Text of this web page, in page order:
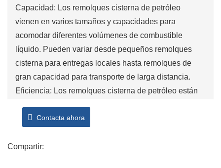
Capacidad: Los remolques cisterna de petróleo
vienen en varios tamaños y capacidades para
acomodar diferentes volúmenes de combustible
líquido. Pueden variar desde pequeños remolques
cisterna para entregas locales hasta remolques de
gran capacidad para transporte de larga distancia.
Eficiencia: Los remolques cisterna de petróleo están
líquidos. Están equipados con sistemas de bombeo
carga, descarga y entrega de combustible de forma
Contacta ahora
Compartir: